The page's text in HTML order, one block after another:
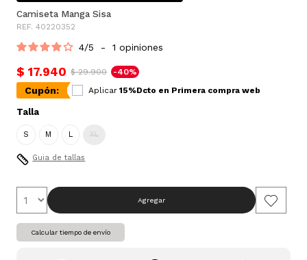
Camiseta Manga Sisa
REF. 40220352
4/5 - 1 opiniones
$ 17.940 $ 29.900 -40%
Cupón: Aplicar 15%Dcto en Primera compra web
Talla
S M L XL
Guia de tallas
Agregar
Calcular tiempo de envío